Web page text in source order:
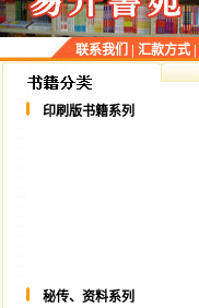
联系我们 汇款方式
印刷版书籍系列
秘传、资料系列